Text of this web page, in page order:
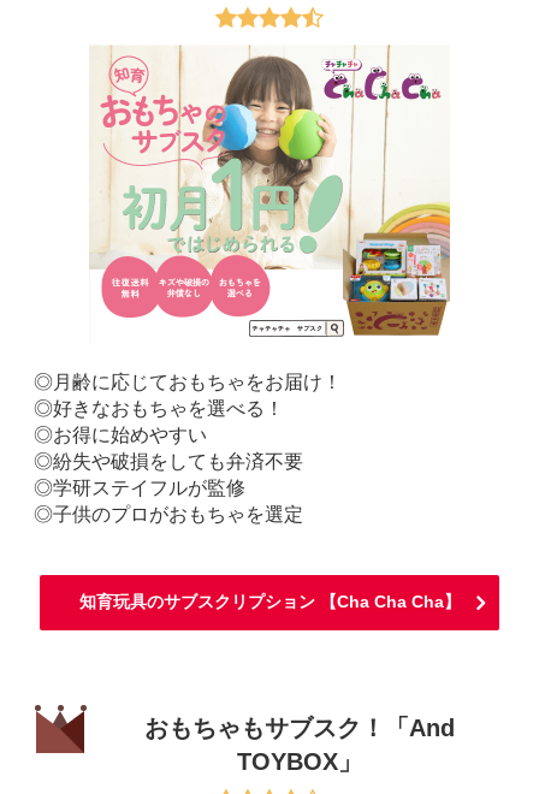
◎月齢に応じておもちゃをお届け！
◎好きなおもちゃを選べる！
◎お得に始めやすい
◎紛失や破損をしても弁済不要
◎学研ステイフルが監修
◎子供のプロがおもちゃを選定
知育玩具のサブスクリプション 【Cha Cha Cha】
おもちゃもサブスク！「And
TOYBOX」